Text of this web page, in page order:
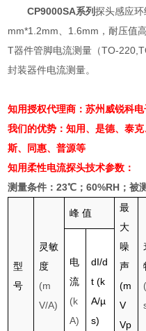
CP9000SA系列探头感应
mm*1.2mm
1.6mm ，耐压值
T器件管脚电流测量（TO-
封装器件电流测量。
知用授权代理商：苏州威锐科电
我们的优势：知用、是德、泰
斯、同惠、普源等
知用柔性电流探头技术参数：
测量条件：23℃；60%RH ；被
型
号
灵敏
度
(m
V/A)
峰 值
最
大
噪
声
(m
V
Vp
电
流
(k
A)
dI/d
t (k
A/µ
s)